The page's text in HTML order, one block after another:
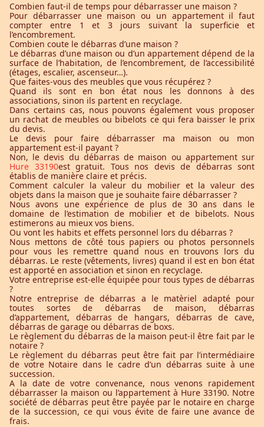
Combien faut-il de temps pour débarrasser une maison ?
Pour débarrasser une maison ou un appartement il faut
compter entre 1 et 3 jours suivant la superficie et
l’encombrement.
Combien coute le débarras d’une maison ?
Le débarras d’une maison ou d’un appartement dépend de la
surface de l’habitation, de l’encombrement, de l’accessibilité
(étages, escalier, ascenseur…).
Que faites-vous des meubles que vous récupérez ?
Quand ils sont en bon état nous les donnons à des
associations, sinon ils partent en recyclage.
Dans certains cas, nous pouvons également vous proposer
un rachat de meubles ou bibelots ce qui fera baisser le prix
du devis.
Le devis pour faire débarrasser ma maison ou mon
appartement est-il payant ?
Non, le devis du débarras de maison ou appartement sur
Hure 33190est gratuit. Tous nos devis de débarras sont
établis de manière claire et précis.
Comment calculer la valeur du mobilier et la valeur des
objets dans la maison que je souhaite faire débarrasser ?
Nous avons une expérience de plus de 30 ans dans le
domaine de l’estimation de mobilier et de bibelots. Nous
estimerons au mieux vos biens.
Ou vont les habits et effets personnel lors du débarras ?
Nous mettons de côté tous papiers ou photos personnels
pour vous les remettre quand nous en trouvons lors du
débarras. Le reste (vêtements, livres) quand il est en bon état
est apporté en association et sinon en recyclage.
Votre entreprise est-elle équipée pour tous types de débarras
?
Notre entreprise de débarras a le matèriel adapté pour
toutes sortes de débarras de maison, débarras
d’appartement, débarras de hangars, débarras de cave,
débarras de garage ou débarras de boxs.
Le règlement du débarras de la maison peut-il être fait par le
notaire ?
Le règlement du débarras peut être fait par l’intermédiaire
de votre Notaire dans le cadre d’un débarras suite à une
succession.
A la date de votre convenance, nous venons rapidement
débarrasser la maison ou l’appartement à Hure 33190. Notre
société de débarras peut être payée par le notaire en charge
de la succession, ce qui vous évite de faire une avance de
frais.